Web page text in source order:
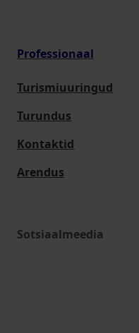
Professionaal
Turismiuuringud
Turundus
Kontaktid
Arendus
Sotsiaalmeedia